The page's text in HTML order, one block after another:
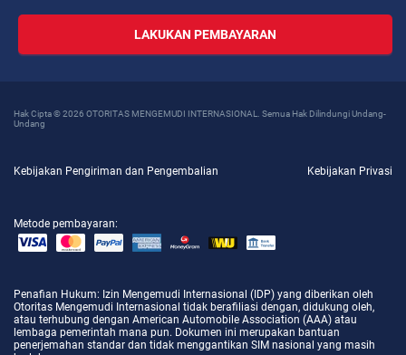
LAKUKAN PEMBAYARAN
Hak Cipta © 2026 OTORITAS MENGEMUDI INTERNASIONAL. Semua Hak Dilindungi Undang-
Undang
Kebijakan Pengiriman dan Pengembalian Kebijakan Privasi
Metode pembayaran:
Penafian Hukum: Izin Mengemudi Internasional (IDP) yang diberikan oleh
Otoritas Mengemudi Internasional tidak berafiliasi dengan, didukung oleh,
atau terhubung dengan American Automobile Association (AAA) atau
lembaga pemerintah mana pun. Dokumen ini merupakan bantuan
penerjemahan standar dan tidak menggantikan SIM nasional yang masih